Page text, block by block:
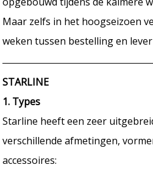
Maar zelfs in het hoogseizoen
weken tussen bestelling en
STARLINE
1. Types
Starline heeft een zeer
verschillende afmetingen,
accessoires: